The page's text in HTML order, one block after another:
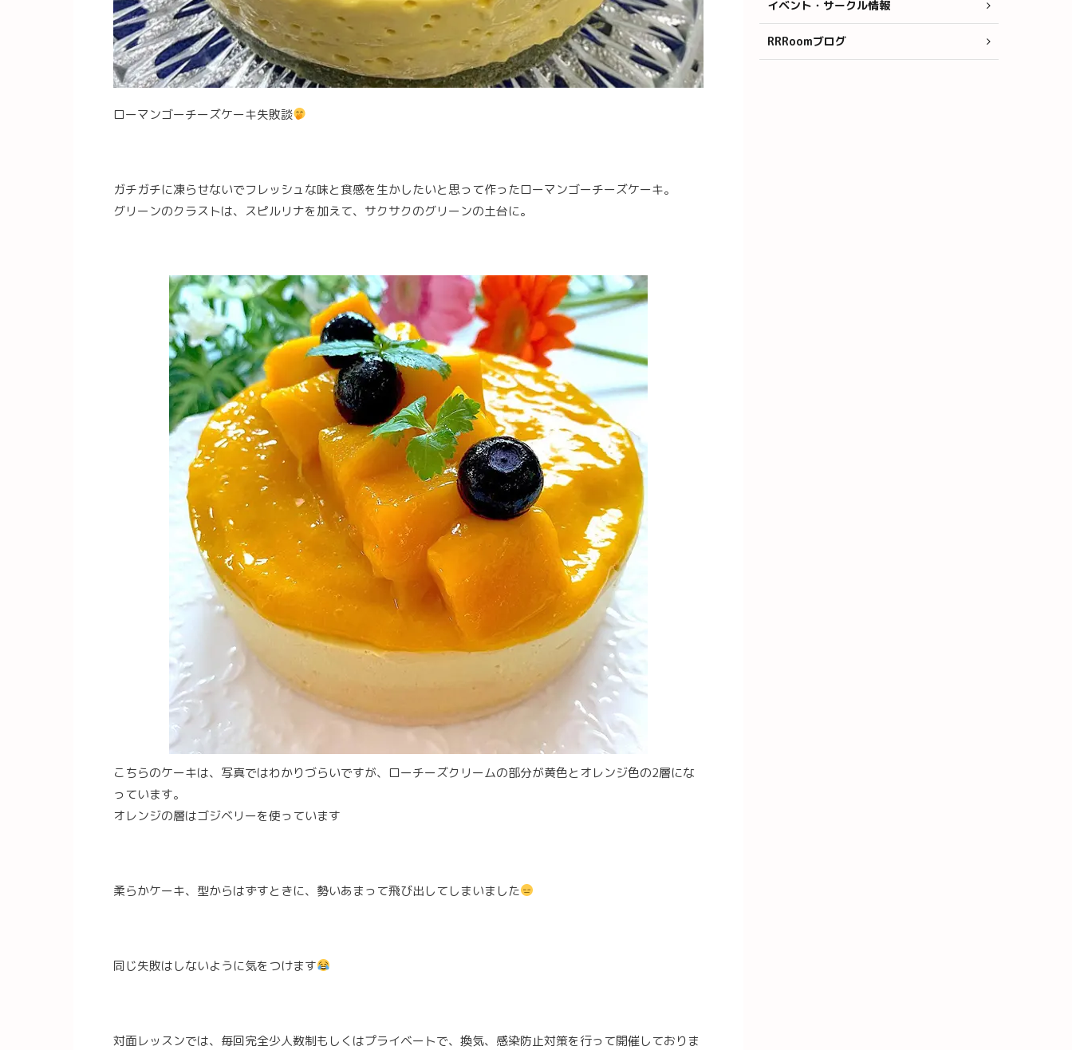
ローマンゴーチーズケーキ失敗談
ガチガチに凍らせないでフレッシュな味と食感を生かしたいと思って作ったローマンゴーチーズケーキ。
グリーンのクラストは、スピルリナを加えて、サクサクのグリーンの土台に。
こちらのケーキは、写真ではわかりづらいですが、ローチーズクリームの部分が黄色とオレンジ色の2層にな
っています。
オレンジの層はゴジベリーを使っています
柔らかケーキ、型からはずすときに、勢いあまって飛び出してしまいました
同じ失敗はしないように気をつけます
対面レッスンでは、毎回完全少人数制もしくはプライベートで、換気、感染防止対策を行って開催しておりま
イベント・サークル情報
RRRoomブログ